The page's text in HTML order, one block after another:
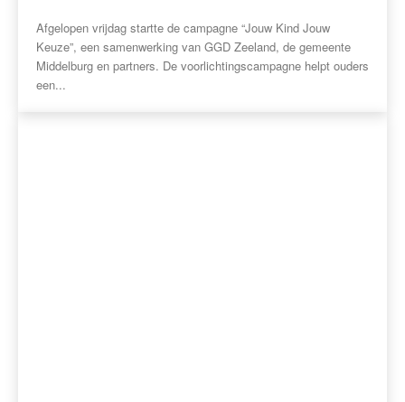
Afgelopen vrijdag startte de campagne “Jouw Kind Jouw
Keuze”, een samenwerking van GGD Zeeland, de gemeente
Middelburg en partners. De voorlichtingscampagne helpt ouders
een...